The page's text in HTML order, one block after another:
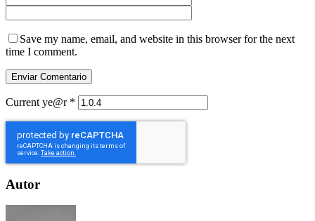
Save my name, email, and website in this browser for the next
time I comment.
Current ye@r *
Autor